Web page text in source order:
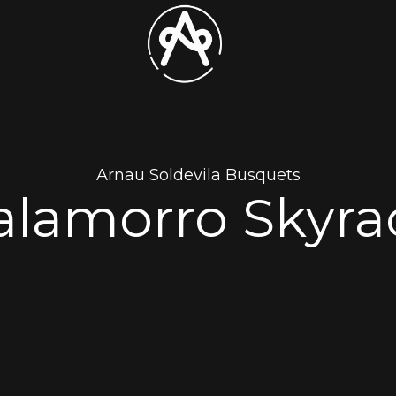
Arnau Soldevila Busquets